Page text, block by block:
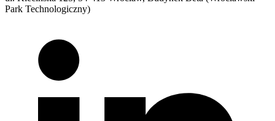
Park Technologiczny)